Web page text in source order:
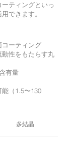
ティングといっ
できます。
コーティング
性をもたらす丸
有量
（1.5〜130
多結晶